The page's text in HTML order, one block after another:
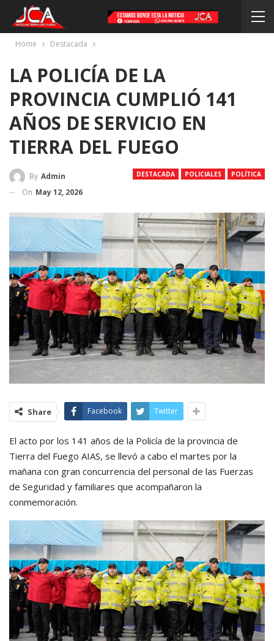
Home Destacada
LA POLICÍA DE LA
PROVINCIA CUMPLIÓ 141
AÑOS DE SERVICIO EN
TIERRA DEL FUEGO
DESTACADA POLICIALES POLÍTICA
By Admin
On May 12, 2026
Share Facebook Twitter
El acto por los 141 años de la Policía de la provincia de
Tierra del Fuego AIAS, se llevó a cabo el martes por la
mañana con gran concurrencia del personal de las Fuerzas
de Seguridad y familiares que acompañaron la
conmemoración.